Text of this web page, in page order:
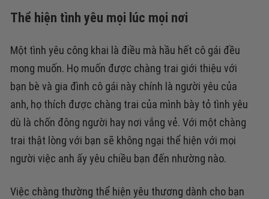
Thể hiện tình yêu mọi lúc mọi nơi
Một tình yêu công khai là điều mà hầu hết cô gái đều
mong muốn. Họ muốn được chàng trai giới thiệu với
bạn bè và gia đình cô gái này chính là người yêu của
anh, họ thích được chàng trai của mình bày tỏ tình yêu
dù là chốn đông người hay nơi vắng vẻ. Với một chàng
trai thật lòng với bạn sẽ không ngại thể hiện với mọi
người việc anh ấy yêu chiều bạn đến nhường nào.
Việc chàng thường thể hiện yêu thương dành cho bạn